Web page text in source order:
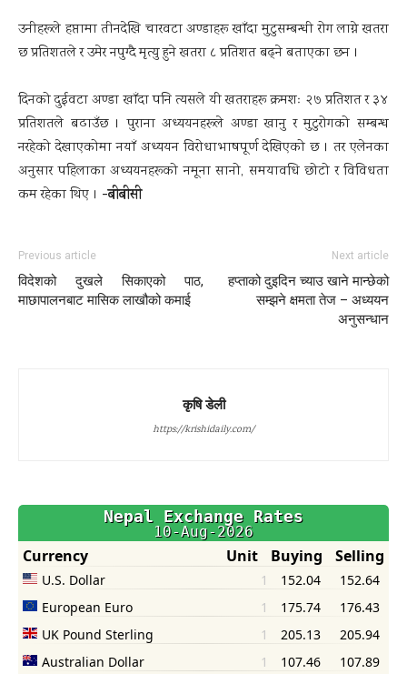
उनीहरूले हप्तामा तीनदेखि चारवटा अण्डाहरू खाँदा मुटुसम्बन्धी रोग लाग्ने खतरा
छ प्रतिशतले र उमेर नपुग्दै मृत्यु हुने खतरा ८ प्रतिशत बढ्ने बताएका छन ।
दिनको दुईवटा अण्डा खाँदा पनि त्यसले यी खतराहरू क्रमशः २७ प्रतिशत र ३४
प्रतिशतले बढाउँछ । पुराना अध्ययनहरूले अण्डा खानु र मुटुरोगको सम्बन्ध
नरहेको देखाएकोमा नयाँ अध्ययन विरोधाभाषपूर्ण देखिएको छ । तर एलेनका
अनुसार पहिलाका अध्ययनहरूको नमूना सानो, समयावधि छोटो र विविधता
कम रहेका थिए । -बीबीसी
Previous article
विदेशको दुखले सिकाएको पाठ,
माछापालनबाट मासिक लाखौको कमाई
Next article
हप्ताको दुइदिन च्याउ खाने मान्छेको
सम्झने क्षमता तेज – अध्ययन
अनुसन्धान
कृषि डेली
https://krishidaily.com/